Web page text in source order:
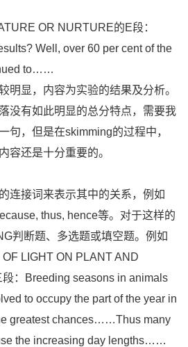
OR NURTURE的E段：
Well, over 60 per cent of the
to……
显，内容为实验的结果及分析。
有如此明显的总分特点，需要我
句，但是在skimming的过程中，
容还是十分重要的。
接词来表示其中的关系，例如
thus, hence等。对于这样的
判断题、多选题或填空题。例如
LIGHT ON PLANT AND
：Breeding seasons in animals
to occupy the part of the year in
greatest chances……Thus many
the increasing day lengths……